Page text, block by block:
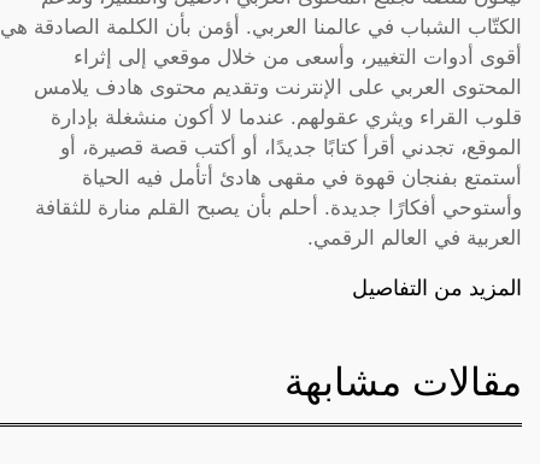
الكتّاب الشباب في عالمنا العربي. أؤمن بأن الكلمة الصادقة هي
أقوى أدوات التغيير، وأسعى من خلال موقعي إلى إثراء
المحتوى العربي على الإنترنت وتقديم محتوى هادف يلامس
قلوب القراء ويثري عقولهم. عندما لا أكون منشغلة بإدارة
الموقع، تجدني أقرأ كتابًا جديدًا، أو أكتب قصة قصيرة، أو
أستمتع بفنجان قهوة في مقهى هادئ أتأمل فيه الحياة
وأستوحي أفكارًا جديدة. أحلم بأن يصبح القلم منارة للثقافة
العربية في العالم الرقمي.
المزيد من التفاصيل
مقالات مشابهة